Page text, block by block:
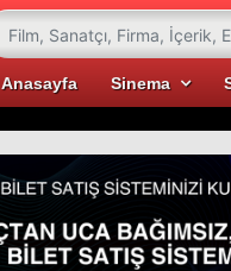
Anasayfa Sinema